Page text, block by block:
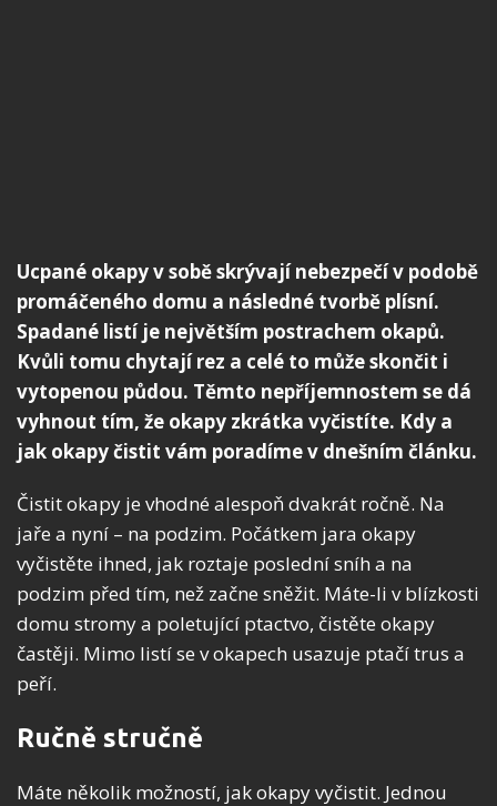
Ucpané okapy v sobě skrývají nebezpečí v podobě
promáčeného domu a následné tvorbě plísní.
Spadané listí je největším postrachem okapů.
Kvůli tomu chytají rez a celé to může skončit i
vytopenou půdou. Těmto nepříjemnostem se dá
vyhnout tím, že okapy zkrátka vyčistíte. Kdy a
jak okapy čistit vám poradíme v dnešním článku.
Čistit okapy je vhodné alespoň dvakrát ročně. Na
jaře a nyní – na podzim. Počátkem jara okapy
vyčistěte ihned, jak roztaje poslední sníh a na
podzim před tím, než začne sněžit. Máte-li v blízkosti
domu stromy a poletující ptactvo, čistěte okapy
častěji. Mimo listí se v okapech usazuje ptačí trus a
peří.
Ručně stručně
Máte několik možností, jak okapy vyčistit. Jednou